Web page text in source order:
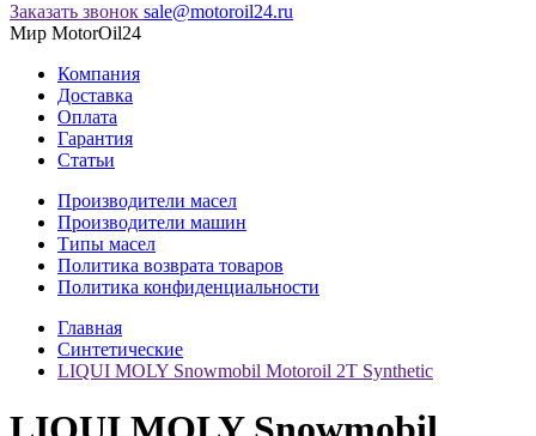
Заказать звонок sale@motoroil24.ru
Мир MotorOil24
Компания
Доставка
Оплата
Гарантия
Статьи
Производители масел
Производители машин
Типы масел
Политика возврата товаров
Политика конфиденциальности
Главная
Синтетические
LIQUI MOLY Snowmobil Motoroil 2T Synthetic